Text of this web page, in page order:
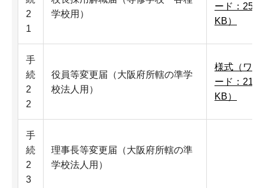
2
1
学校用）
ード：25
KB）
手
続
2
2
役員等変更届（大阪府所轄の準学
校法人用）
様式（ワ
ード：21
KB）
手
続
2
3
理事長等変更届（大阪府所轄の準
学校法人用）